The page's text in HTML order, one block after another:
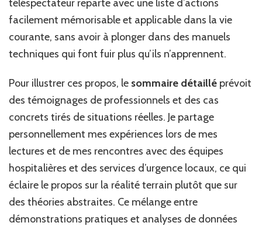
téléspectateur reparte avec une liste d’actions
facilement mémorisable et applicable dans la vie
courante, sans avoir à plonger dans des manuels
techniques qui font fuir plus qu’ils n’apprennent.
Pour illustrer ces propos, le sommaire détaillé prévoit
des témoignages de professionnels et des cas
concrets tirés de situations réelles. Je partage
personnellement mes expériences lors de mes
lectures et de mes rencontres avec des équipes
hospitalières et des services d’urgence locaux, ce qui
éclaire le propos sur la réalité terrain plutôt que sur
des théories abstraites. Ce mélange entre
démonstrations pratiques et analyses de données